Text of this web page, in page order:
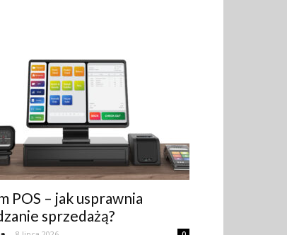
POS – jak usprawnia
sprzedażą?